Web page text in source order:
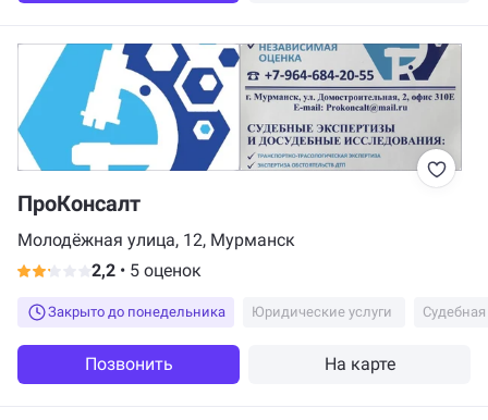
ПроКонсалт
Молодёжная улица, 12, Мурманск
2,2 • 5 оценок
Закрыто до понедельника Юридические услуги
Позвонить На карте